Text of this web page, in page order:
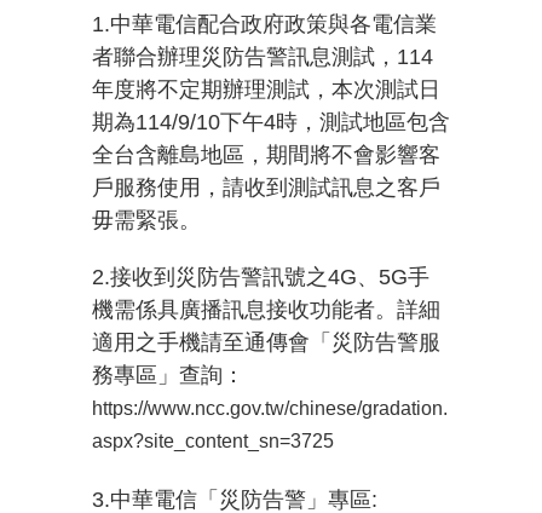
1.中華電信配合政府政策與各電信業
者聯合辦理災防告警訊息測試，114
年度將不定期辦理測試，本次測試日
期為114/9/10下午4時，測試地區包含
全台含離島地區，期間將不會影響客
戶服務使用，請收到測試訊息之客戶
毋需緊張。
2.接收到災防告警訊號之4G、5G手
機需係具廣播訊息接收功能者。詳細
適用之手機請至通傳會「災防告警服
務專區」查詢：
https://www.ncc.gov.tw/chinese/gradation.
aspx?site_content_sn=3725
3.中華電信「災防告警」專區: